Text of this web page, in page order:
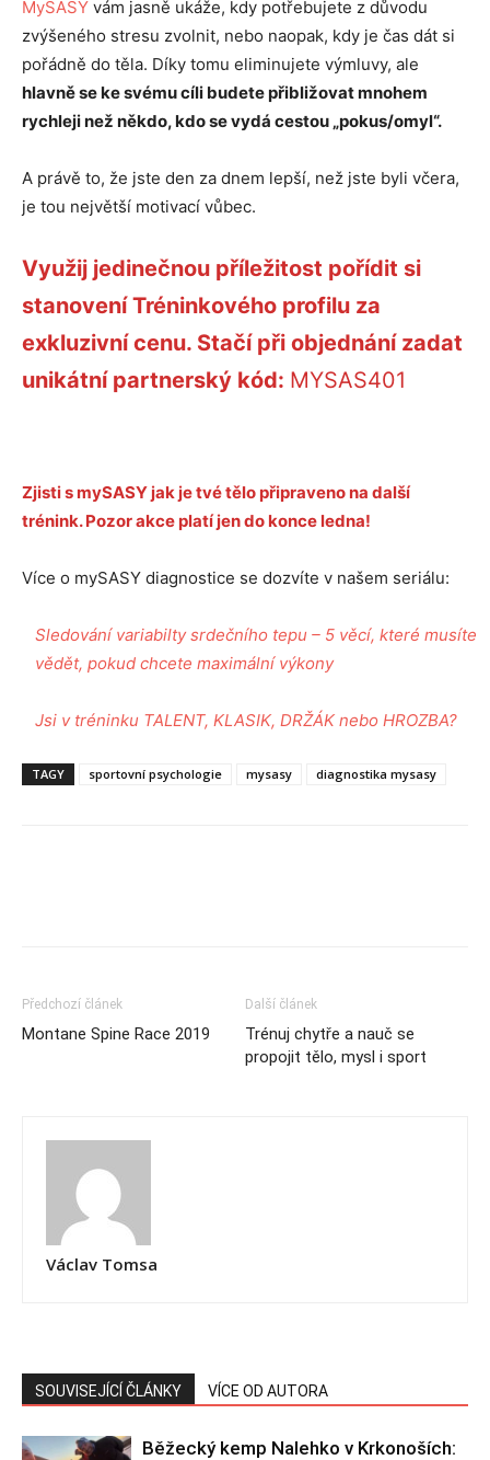
MySASY vám jasně ukáže, kdy potřebujete z důvodu
zvýšeného stresu zvolnit, nebo naopak, kdy je čas dát si
pořádně do těla. Díky tomu eliminujete výmluvy, ale
hlavně se ke svému cíli budete přibližovat mnohem
rychleji než někdo, kdo se vydá cestou „pokus/omyl“.
A právě to, že jste den za dnem lepší, než jste byli včera,
je tou největší motivací vůbec.
Využij jedinečnou příležitost pořídit si
stanovení Tréninkového profilu za
exkluzivní cenu. Stačí při objednání zadat
unikátní partnerský kód: MYSAS401
Zjisti s mySASY jak je tvé tělo připraveno na další
trénink. Pozor akce platí jen do konce ledna!
Více o mySASY diagnostice se dozvíte v našem seriálu:
Sledování variabilty srdečního tepu – 5 věcí, které musíte
vědět, pokud chcete maximální výkony
Jsi v tréninku TALENT, KLASIK, DRŽÁK nebo HROZBA?
TAGY sportovní psychologie mysasy diagnostika mysasy
Předchozí článek
Montane Spine Race 2019
Další článek
Trénuj chytře a nauč se
propojit tělo, mysl i sport
Václav Tomsa
SOUVISEJÍCÍ ČLÁNKY VÍCE OD AUTORA
Běžecký kemp Nalehko v Krkonoších: